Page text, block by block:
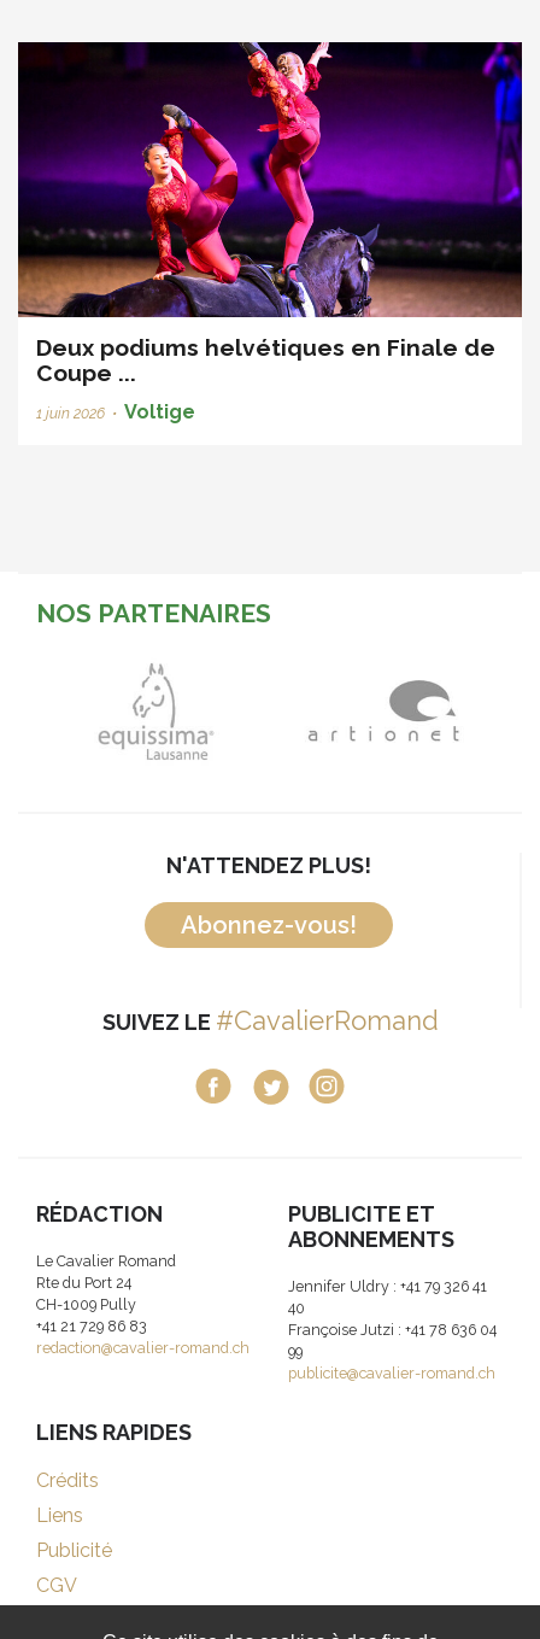
Deux podiums helvétiques en Finale de
Coupe ...
1 juin 2026 • Voltige
NOS PARTENAIRES
N'ATTENDEZ PLUS!
Abonnez-vous!
SUIVEZ LE #CavalierRomand
RÉDACTION
Le Cavalier Romand
Rte du Port 24
CH-1009 Pully
+41 21 729 86 83
redaction@cavalier-romand.ch
PUBLICITE ET
ABONNEMENTS
Jennifer Uldry : +41 79 326 41
40
Françoise Jutzi : +41 78 636 04
99
publicite@cavalier-romand.ch
LIENS RAPIDES
Crédits
Liens
Publicité
CGV